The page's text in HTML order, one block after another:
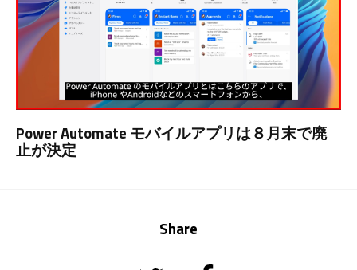
Power Automate モバイルアプリは８月末で廃
止が決定
Share